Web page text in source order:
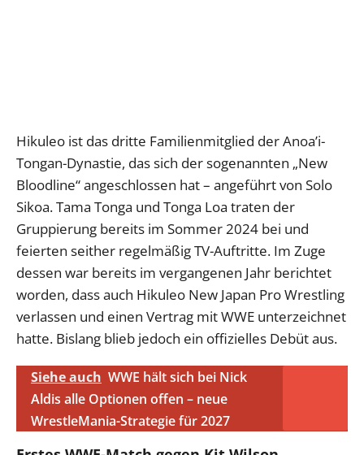
Hikuleo ist das dritte Familienmitglied der Anoa’i-
Tongan-Dynastie, das sich der sogenannten „New
Bloodline“ angeschlossen hat – angeführt von Solo
Sikoa. Tama Tonga und Tonga Loa traten der
Gruppierung bereits im Sommer 2024 bei und
feierten seither regelmäßig TV-Auftritte. Im Zuge
dessen war bereits im vergangenen Jahr berichtet
worden, dass auch Hikuleo New Japan Pro Wrestling
verlassen und einen Vertrag mit WWE unterzeichnet
hatte. Bislang blieb jedoch ein offizielles Debüt aus.
Siehe auch WWE hält sich bei Nick
Aldis alle Optionen offen – neue
WrestleMania-Strategie für 2027